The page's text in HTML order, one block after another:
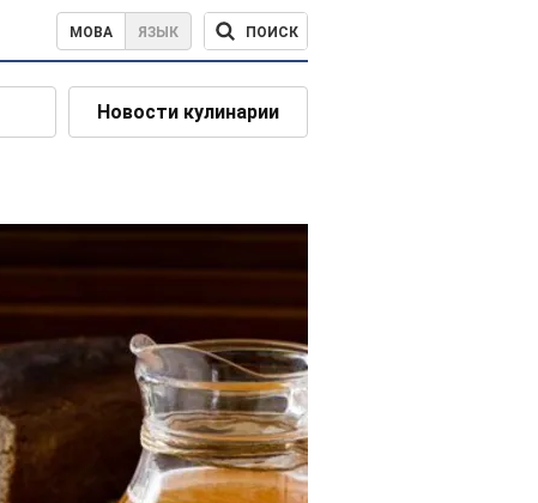
МОВА ЯЗЫК ПОИСК
Новости кулинарии